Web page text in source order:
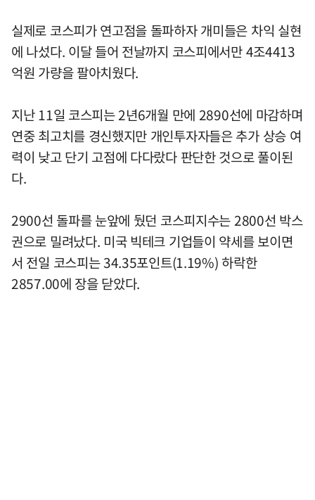
실제로 코스피가 연고점을 돌파하자 개미들은 차익 실현
에 나섰다. 이달 들어 전날까지 코스피에서만 4조4413
억원 가량을 팔아치웠다.
지난 11일 코스피는 2년6개월 만에 2890선에 마감하며
연중 최고치를 경신했지만 개인투자자들은 추가 상승 여
력이 낮고 단기 고점에 다다랐다 판단한 것으로 풀이된
다.
2900선 돌파를 눈앞에 뒀던 코스피지수는 2800선 박스
권으로 밀려났다. 미국 빅테크 기업들이 약세를 보이면
서 전일 코스피는 34.35포인트(1.19%) 하락한
2857.00에 장을 닫았다.